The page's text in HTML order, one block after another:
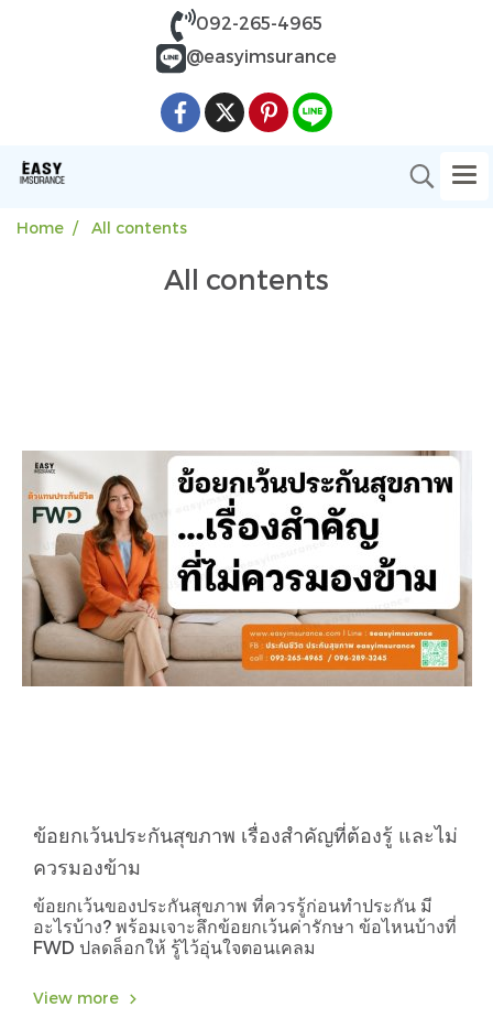
092-265-4965
@easyimsurance
Home All contents
All contents
ข้อยกเว้นประกันสุขภาพ เรื่องสำคัญที่ต้องรู้ และไม่
ควรมองข้าม
ข้อยกเว้นของประกันสุขภาพ ที่ควรรู้ก่อนทำประกัน มี
อะไรบ้าง? พร้อมเจาะลึกข้อยกเว้นค่ารักษา ข้อไหนบ้างที่
FWD ปลดล็อกให้ รู้ไว้อุ่นใจตอนเคลม
View more